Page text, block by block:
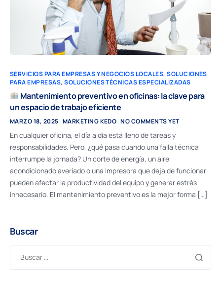
SERVICIOS PARA EMPRESAS Y NEGOCIOS LOCALES,SOLUCIONES
PARA EMPRESAS,SOLUCIONES TÉCNICAS ESPECIALIZADAS
Mantenimiento preventivo en oficinas: la clave para
un espacio de trabajo eficiente
MARZO 18, 2025 MARKETING KEDO NO COMMENTS YET
En cualquier oficina, el día a día está lleno de tareas y
responsabilidades. Pero, ¿qué pasa cuando una falla técnica
interrumpe la jornada? Un corte de energía, un aire
acondicionado averiado o una impresora que deja de funcionar
pueden afectar la productividad del equipo y generar estrés
innecesario. El mantenimiento preventivo es la mejor forma […]
Buscar